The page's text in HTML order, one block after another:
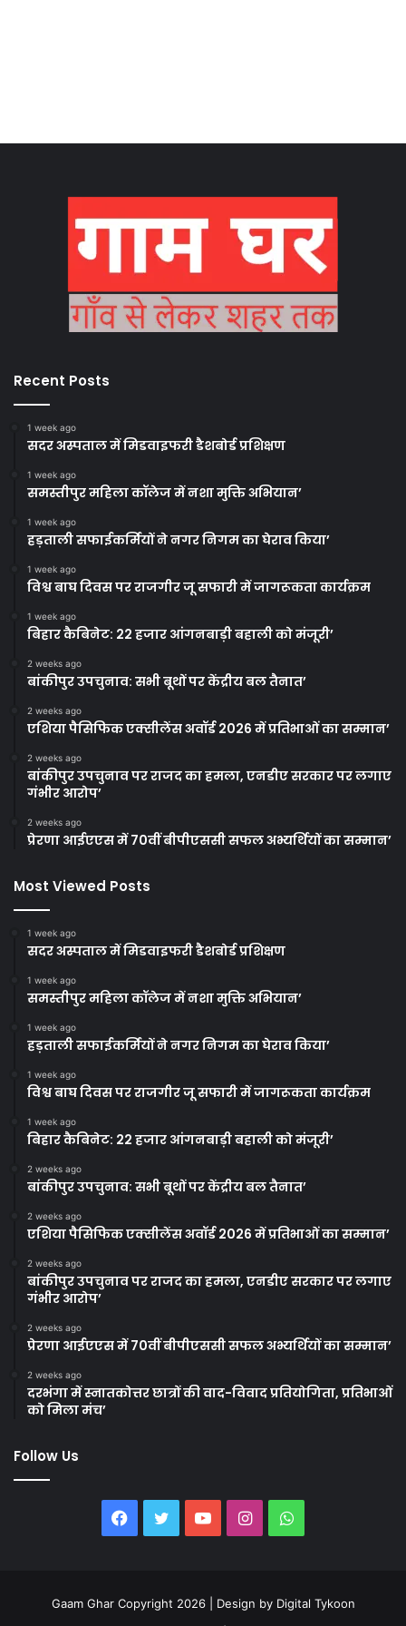
Recent Posts
1 week ago
सदर अस्पताल में मिडवाइफरी डैशबोर्ड प्रशिक्षण
1 week ago
समस्तीपुर महिला कॉलेज में नशा मुक्ति अभियान’
1 week ago
हड़ताली सफाईकर्मियों ने नगर निगम का घेराव किया’
1 week ago
विश्व बाघ दिवस पर राजगीर जू सफारी में जागरूकता कार्यक्रम
1 week ago
बिहार कैबिनेट: 22 हजार आंगनबाड़ी बहाली को मंजूरी’
2 weeks ago
बांकीपुर उपचुनाव: सभी बूथों पर केंद्रीय बल तैनात’
2 weeks ago
एशिया पैसिफिक एक्सीलेंस अवॉर्ड 2026 में प्रतिभाओं का सम्मान’
2 weeks ago
बांकीपुर उपचुनाव पर राजद का हमला, एनडीए सरकार पर लगाए
गंभीर आरोप’
2 weeks ago
प्रेरणा आईएएस में 70वीं बीपीएससी सफल अभ्यर्थियों का सम्मान’
Most Viewed Posts
1 week ago
सदर अस्पताल में मिडवाइफरी डैशबोर्ड प्रशिक्षण
1 week ago
समस्तीपुर महिला कॉलेज में नशा मुक्ति अभियान’
1 week ago
हड़ताली सफाईकर्मियों ने नगर निगम का घेराव किया’
1 week ago
विश्व बाघ दिवस पर राजगीर जू सफारी में जागरूकता कार्यक्रम
1 week ago
बिहार कैबिनेट: 22 हजार आंगनबाड़ी बहाली को मंजूरी’
2 weeks ago
बांकीपुर उपचुनाव: सभी बूथों पर केंद्रीय बल तैनात’
2 weeks ago
एशिया पैसिफिक एक्सीलेंस अवॉर्ड 2026 में प्रतिभाओं का सम्मान’
2 weeks ago
बांकीपुर उपचुनाव पर राजद का हमला, एनडीए सरकार पर लगाए
गंभीर आरोप’
2 weeks ago
प्रेरणा आईएएस में 70वीं बीपीएससी सफल अभ्यर्थियों का सम्मान’
2 weeks ago
दरभंगा में स्नातकोत्तर छात्रों की वाद-विवाद प्रतियोगिता, प्रतिभाओं
को मिला मंच’
Follow Us
Facebook
TwitterYouTubeInstagramWhatsApp
Gaam Ghar Copyright 2026 | Design by Digital Tykoon